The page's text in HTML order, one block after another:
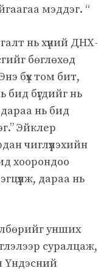
мэддэг. “
нь хүний ​​ДНХ-
бөглөхөд
бүх том бит,
бид бүгдийг нь
нь бид
Эйклер
чиглүүлэхийн
хоорондоо
дараа нь
унших
суралцаж,
Үндэсний